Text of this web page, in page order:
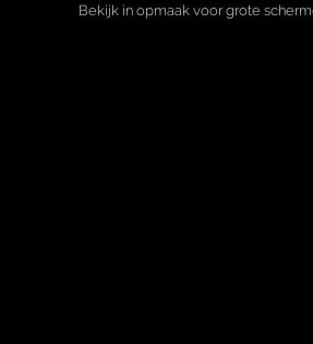
Bekijk in opmaak voor grote